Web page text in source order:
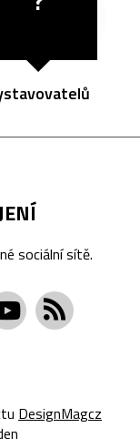
sociální sítě.
DesignMagcz